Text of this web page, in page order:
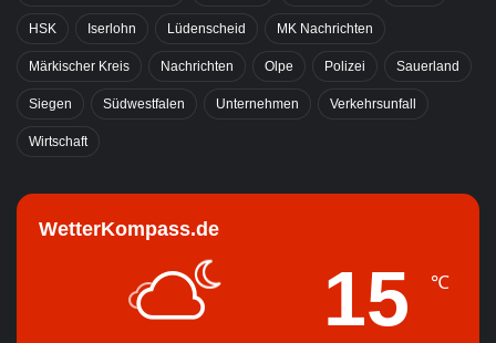
HSK Iserlohn Lüdenscheid MK Nachrichten
Märkischer Kreis Nachrichten Olpe Polizei Sauerland
Siegen Südwestfalen Unternehmen Verkehrsunfall
Wirtschaft
WetterKompass.de
15 ℃